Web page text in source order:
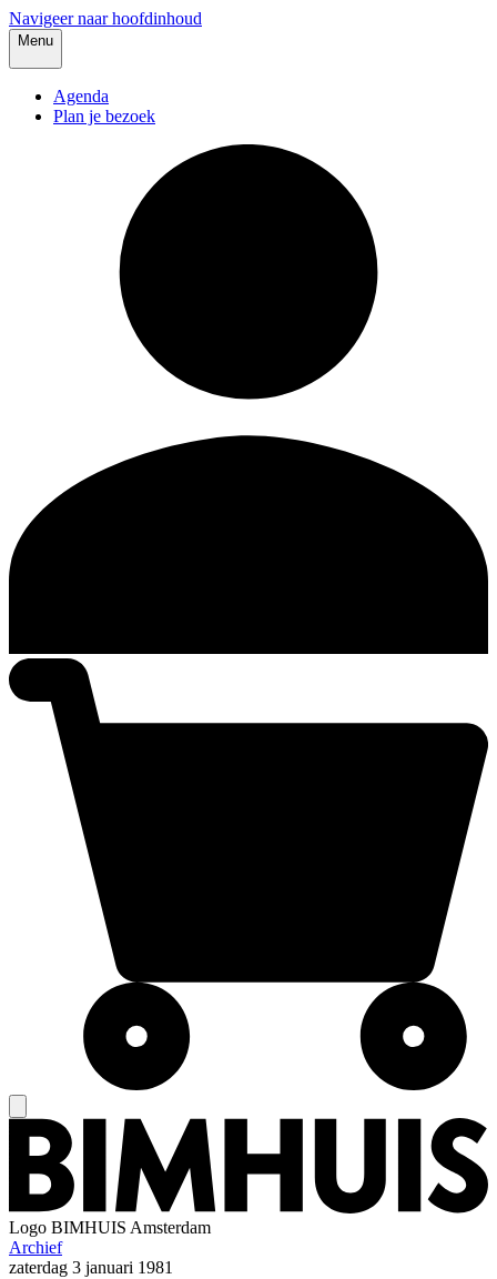
Navigeer naar hoofdinhoud
Menu
Agenda
Plan je bezoek
Logo BIMHUIS Amsterdam
Archief
zaterdag 3 januari 1981